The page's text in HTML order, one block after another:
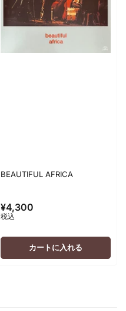
BEAUTIFUL AFRICA
通
常
価
¥4,300
税込
カートに入れる